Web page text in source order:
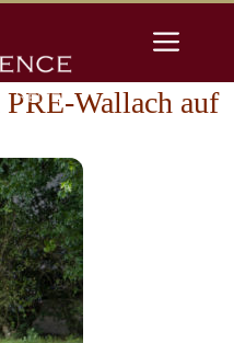
Wallach auf